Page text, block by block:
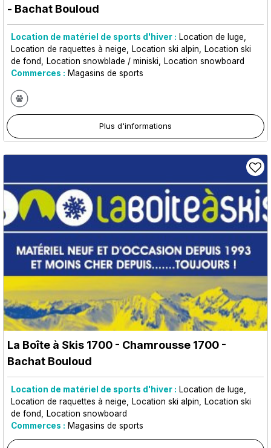
- Bachat Bouloud
Location de matériel de sports d'hiver : Location de luge
Location de raquettes à neige
Location ski alpin
Location ski
de fond
Location snowblade / miniski
Location snowboard
Commerces : Magasins de sports
Plus d'informations
La Boîte à Skis 1700 - Chamrousse 1700 -
Bachat Bouloud
Location de matériel de sports d'hiver : Location de luge
Location de raquettes à neige
Location ski alpin
Location ski
de fond
Location snowboard
Commerces : Magasins de sports